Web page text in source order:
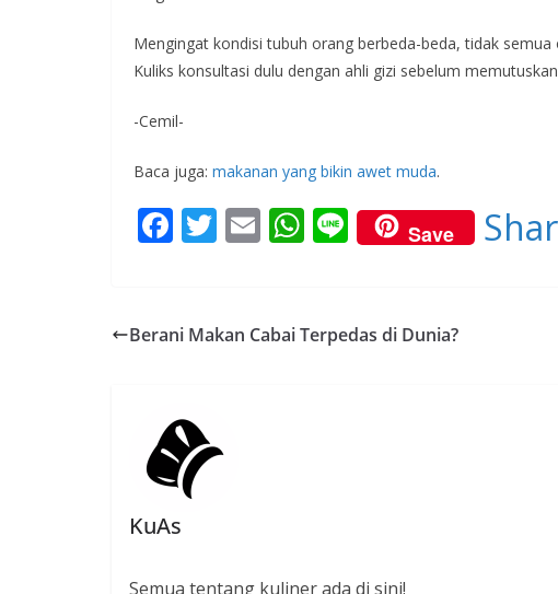
Mengingat kondisi tubuh orang berbeda-beda, tidak
Kuliks konsultasi dulu dengan ahli gizi sebelum
-Cemil-
Baca juga: makanan yang bikin awet muda.
F
b
k
T
er
E
l
W
s
Li
n
Save
Berani Makan Cabai Terpedas di Dunia?
KuAs
Semua tentang kuliner ada di sini!